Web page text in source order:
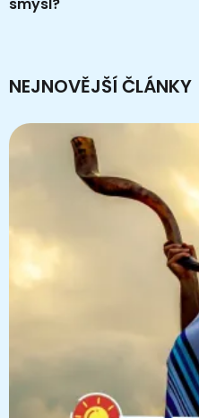
NEJNOVĚJŠÍ ČLÁNKY